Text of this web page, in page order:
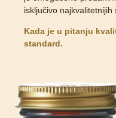
isključivo najkvalitetnijih
Kada je u pitanju
standard.